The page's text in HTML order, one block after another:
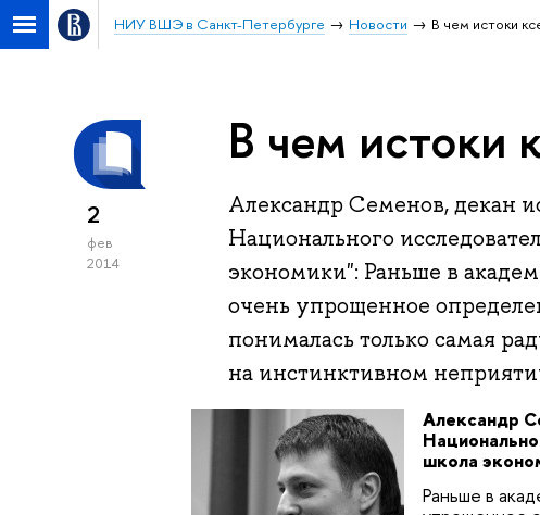
НИУ ВШЭ в Санкт-Петербурге Новости В чем истоки
2
фев
2014
В чем истоки
Александр Семенов, декан
Национального
экономики": Раньше в
очень упрощенное
понималась только самая
на инстинктивном
Александр
школа
Раньше в